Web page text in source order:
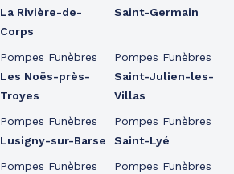
La Rivière-de-
Corps
Pompes Funèbres
Les Noës-près-
Troyes
Pompes Funèbres
Lusigny-sur-Barse
Pompes Funèbres
Saint-Germain
Pompes Funèbres
Saint-Julien-les-
Villas
Pompes Funèbres
Saint-Lyé
Pompes Funèbres